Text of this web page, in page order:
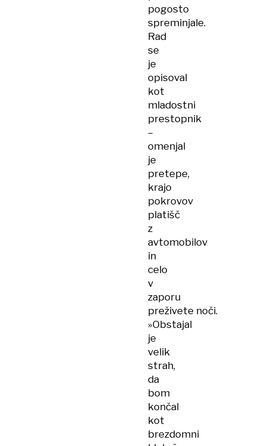
pogosto
spreminjale.
Rad
se
je
opisoval
kot
mladostni
prestopnik
–
omenjal
je
pretepe,
krajo
pokrovov
platišč
z
avtomobilov
in
celo
v
zaporu
preživete noči.
»Obstajal
je
velik
strah,
da
bom
končal
kot
brezdomni